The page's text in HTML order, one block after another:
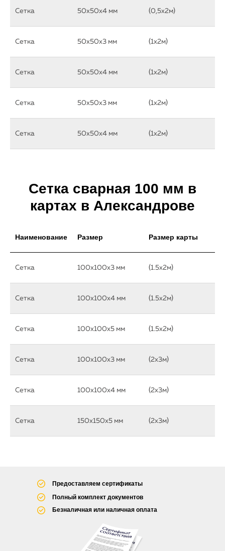
Сетка 50х50х4 мм (0,5х2м)
Сетка 50х50х3 мм (1х2м)
Сетка 50х50х4 мм (1х2м)
Сетка 50х50х3 мм (1х2м)
Сетка 50х50х4 мм (1х2м)
Сетка сварная 100 мм в
картах в Александрове
Наименование Размер Размер карты
Сетка 100х100х3 мм (1.5х2м)
Сетка 100х100х4 мм (1.5х2м)
Сетка 100х100х5 мм (1.5х2м)
Сетка 100х100х3 мм (2х3м)
Сетка 100х100х4 мм (2х3м)
Сетка 150х150х5 мм (2х3м)
Безналичная или наличная оплата
Полный комплект документов
Предоставляем сертификаты